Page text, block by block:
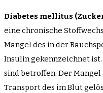
Diabetes mellitus
eine chronische
Mangel des in der
Insulin gekennzeichnet
sind betroffen. Der
Transport des im Blut